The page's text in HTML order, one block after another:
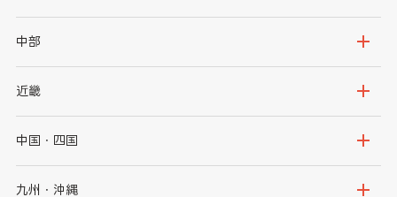
岩手県
秋田県
茨城県
群馬県
千葉県
中部
新潟県
石川県
山梨県
近畿
大阪府
京都府
中国・四国
鳥取県
九州・沖縄